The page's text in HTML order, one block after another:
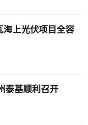
海上光伏项目全容
泰基顺利召开